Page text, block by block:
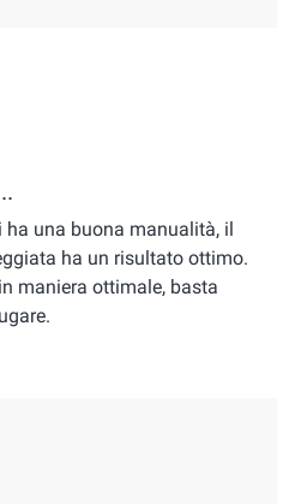
una buona manualità, il
ha un risultato ottimo.
maniera ottimale, basta